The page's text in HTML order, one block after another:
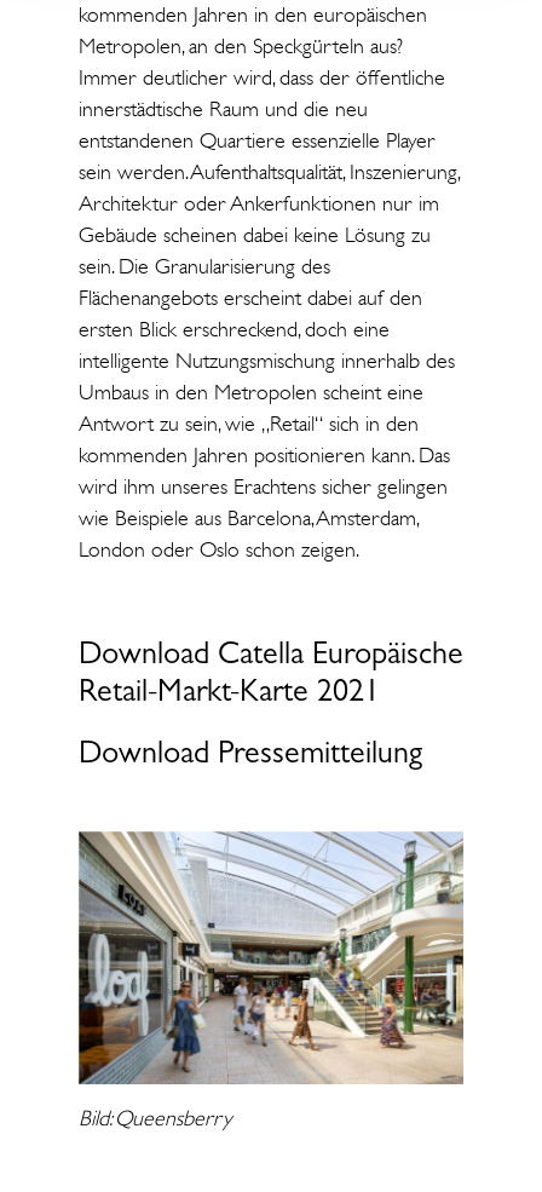
kommenden Jahren in den europäischen
Metropolen, an den Speckgürteln aus?
Immer deutlicher wird, dass der öffentliche
innerstädtische Raum und die neu
entstandenen Quartiere essenzielle Player
sein werden. Aufenthaltsqualität, Inszenierung,
Architektur oder Ankerfunktionen nur im
Gebäude scheinen dabei keine Lösung zu
sein. Die Granularisierung des
Flächenangebots erscheint dabei auf den
ersten Blick erschreckend, doch eine
intelligente Nutzungsmischung innerhalb des
Umbaus in den Metropolen scheint eine
Antwort zu sein, wie „Retail“ sich in den
kommenden Jahren positionieren kann. Das
wird ihm unseres Erachtens sicher gelingen
wie Beispiele aus Barcelona, Amsterdam,
London oder Oslo schon zeigen.
Download Catella Europäische
Retail-Markt-Karte 2021
Download Pressemitteilung
Bild: Queensberry